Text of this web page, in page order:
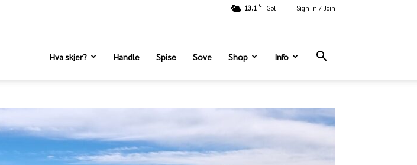
13.1 C Gol Sign in / Join
Hva skjer? Handle Spise Sove Shop Info